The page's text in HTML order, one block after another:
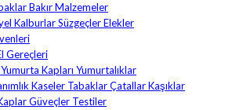
Bakır Malzemeler
Kalburlar Süzgeçler Elekler
Gereçleri
Kapları Yumurtalıklar
Kaseler Tabaklar Çatallar Kaşıklar
Güveçler Testiler